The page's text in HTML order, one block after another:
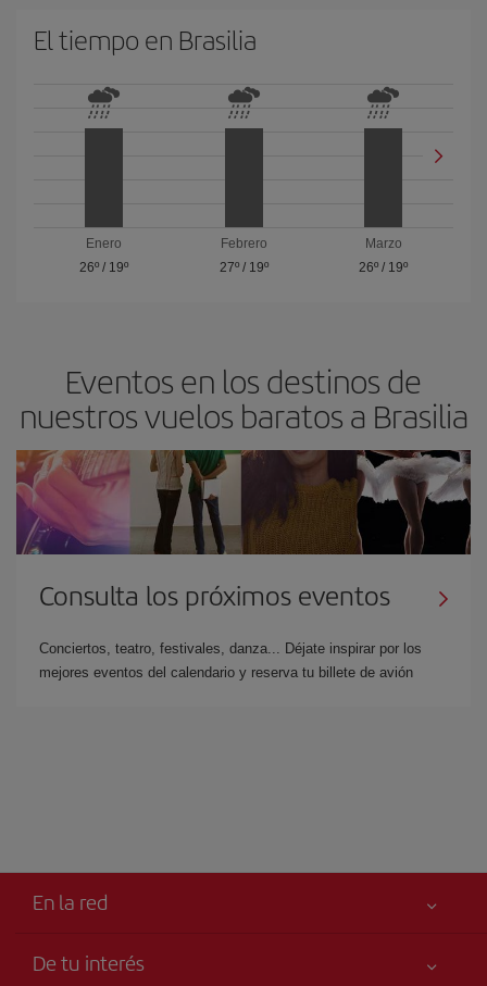
El tiempo en Brasilia
Enero
26º/ 19º
Febrero
27º/ 19º
Marzo
26º / 19º
Eventos en los destinos de
nuestros vuelos baratos a Brasilia
Consulta los próximos eventos
Conciertos, teatro, festivales, danza... Déjate inspirar por los
mejores eventos del calendario y reserva tu billete de avión
En la red
De tu interés